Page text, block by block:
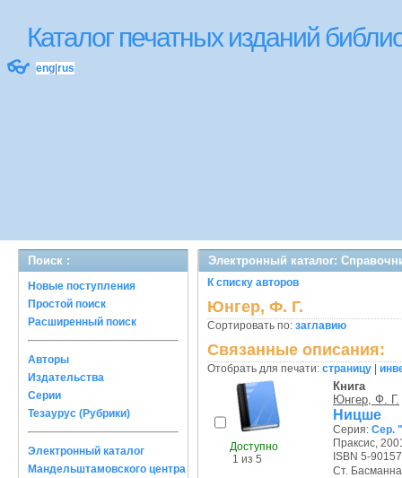
Каталог печатных изданий
👓 eng rus
Поиск :
Новые поступления
Простой поиск
Расширенный поиск
Авторы
Издательства
Серии
Тезаурус (Рубрики)
Электронный каталог
Мандельштамовского центра
Электронный каталог:
К списку авторов
Юнгер, Ф. Г.
Сортировать по: заглавию
Связанные описания:
Отобрать для печати: страницу
Доступно
1 из 5
Книга
Юнгер, Ф. Г.
Ницше
Серия: Сер.
Праксис,
ISBN 5-
Ст.